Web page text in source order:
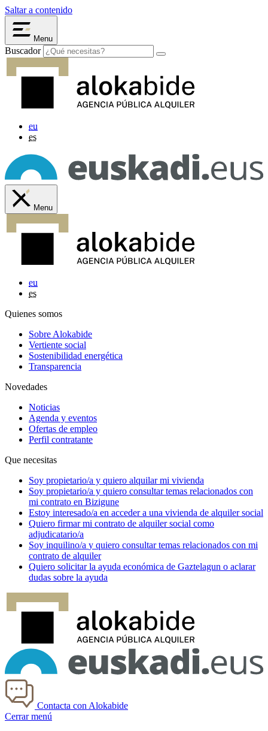
Saltar a contenido
Menu
Buscador
eu
es
Menu
eu
es
Quienes somos
Sobre Alokabide
Vertiente social
Sostenibilidad energética
Transparencia
Novedades
Noticias
Agenda y eventos
Ofertas de empleo
Perfil contratante
Que necesitas
Soy propietario/a y quiero alquilar mi vivienda
Soy propietario/a y quiero consultar temas relacionados con
mi contrato en Bizigune
Estoy interesado/a en acceder a una vivienda de alquiler social
Quiero firmar mi contrato de alquiler social como
adjudicatario/a
Soy inquilino/a y quiero consultar temas relacionados con mi
contrato de alquiler
Quiero solicitar la ayuda económica de Gaztelagun o aclarar
dudas sobre la ayuda
Contacta con Alokabide
Cerrar menú